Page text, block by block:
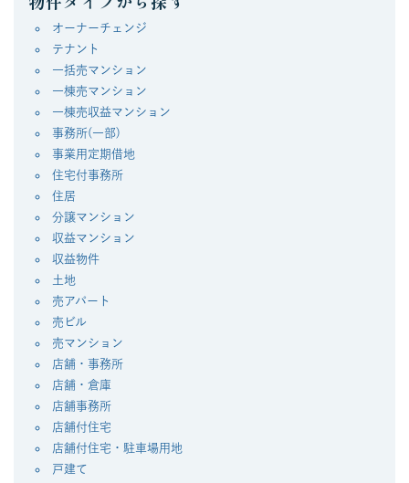
オーナーチェンジ
テナント
一括売マンション
一棟売マンション
一棟売収益マンション
事務所(一部)
事業用定期借地
住宅付事務所
住居
分譲マンション
収益マンション
収益物件
土地
売アパート
売ビル
売マンション
店舗・事務所
店舗・倉庫
店舗事務所
店舗付住宅
店舗付住宅・駐車場用地
戸建て